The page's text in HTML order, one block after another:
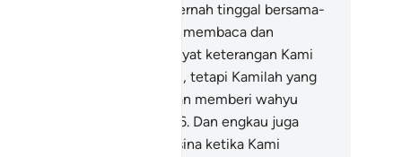
Dan engkau pula tidak pernah tinggal bersama-
penduduk negeri Madyan membaca dan
dari mereka ayat-ayat keterangan Kami
hal Nabi Musa di sana), tetapi Kamilah yang
(menjadi Rasul dan memberi wahyu
46. Dan engkau juga
berada dekat Gunung Tursina ketika Kami